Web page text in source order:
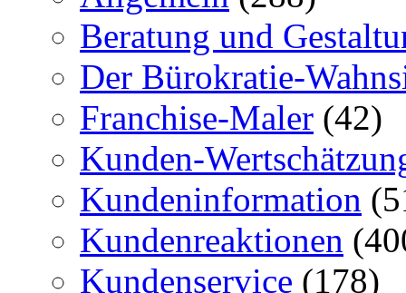
Beratung und
Der Bürokratie-
Franchise-Maler (42)
Kunden-
Kundeninformation
Kundenreaktionen
Kundenservice (178)